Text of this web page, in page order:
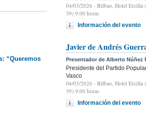
“Queremos
04/03/2026 - Bilbao, Hotel Ercilla
39) 9:00 horas
Información del evento
Javier de Andrés
Presentador de Alberto Núñez
Presidente del Partido
Vasco
04/03/2026 - Bilbao, Hotel Ercilla
39) 9:00 horas
Información del evento